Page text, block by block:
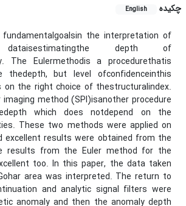
چکیده English
the interpretation of
dataisestimatingthe depth of
The Eulermethodis a procedurethatis
thedepth, but level ofconfidenceinthis
on the right choice of thestructuralindex.
method (SPI)isanother procedure
which does notdepend on the
These two methods were applied on
excellent results were obtained from the
results from the Euler method for the
too. In this paper, the data taken
area was interpreted. The return to
and analytic signal filters were
anomaly and then the anomaly depth